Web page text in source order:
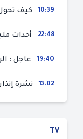
10:39
22:48
19:40
13:02
TV